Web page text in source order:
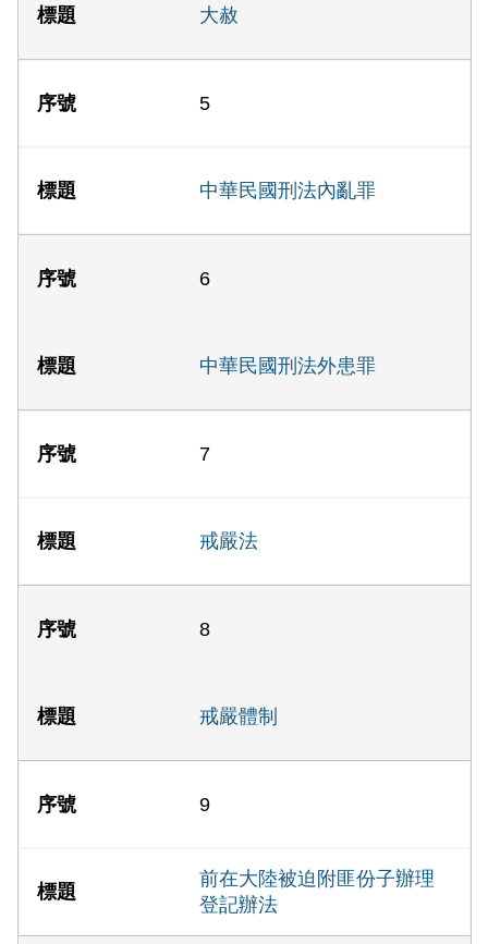
大赦
5
中華民國刑法內亂罪
6
中華民國刑法外患罪
7
戒嚴法
8
戒嚴體制
9
前在大陸被迫附匪份子辦理
登記辦法